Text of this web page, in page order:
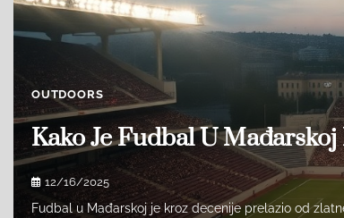
OUTDOORS
Kako Je Fudbal U
12/16/2025
Fudbal u Mađarskoj je kroz decenije prelazio od